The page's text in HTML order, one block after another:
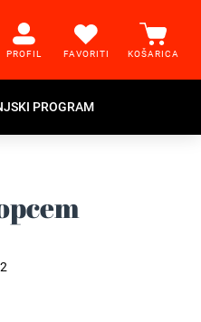
PROFIL FAVORITI KOŠARICA
PROGRAM